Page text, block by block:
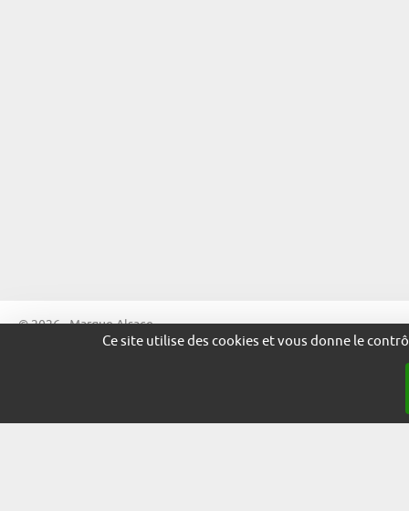
© 2026 - Marque Alsace
Ce site utilise des cookies et vous donne le